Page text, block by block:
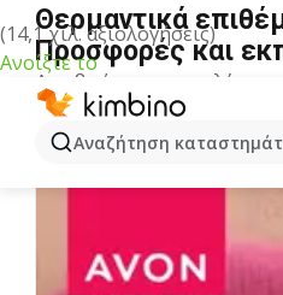
(14,1 χιλ. αξιολογήσεις)
Ανοίξτε το
Αναζήτηση
Θερμαντικά
Προσφορές και
Δεν βρήκαμε
Άλλα φυλλάδια